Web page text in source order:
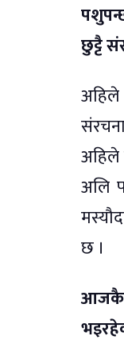
छुट्टै
अहिले
अलि
छ ।
आजकै